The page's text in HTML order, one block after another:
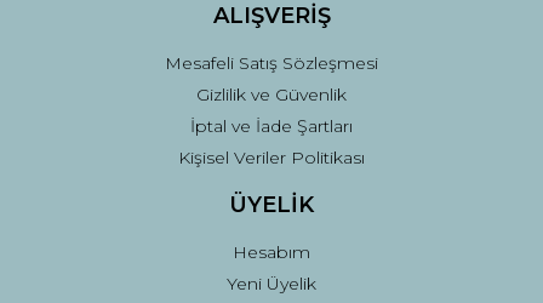
ALIŞVERİŞ
Mesafeli Satış Sözleşmesi
Gizlilik ve Güvenlik
İptal ve İade Şartları
Kişisel Veriler Politikası
ÜYELİK
Hesabım
Yeni Üyelik